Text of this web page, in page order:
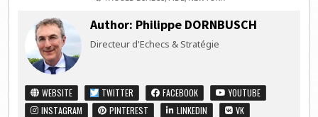
Author: Philippe DORNBUSCH
Directeur d'Echecs & Stratégie
WEBSITE TWITTER FACEBOOK
YOUTUBE
INSTAGRAM
PINTEREST LINKEDIN
VK